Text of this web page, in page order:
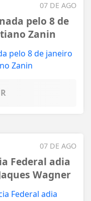
07 DE AGO
pelo 8 de
Zanin
07 DE AGO
Federal adia
Wagner